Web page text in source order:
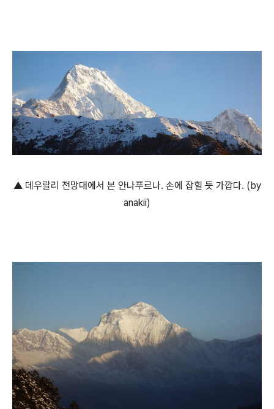
▲ 데우랄리 전망대에서 본 안나푸르나. 손에 잡힐 듯 가깝다. (by
anakii)